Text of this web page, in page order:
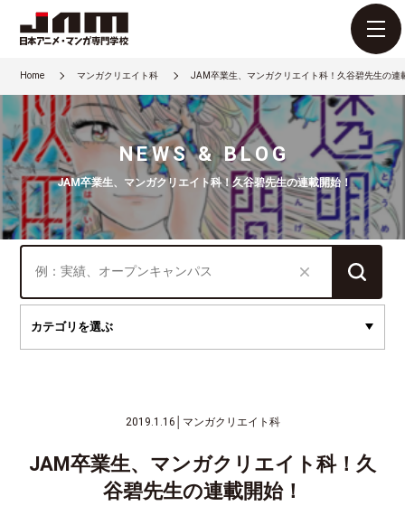
Home マンガクリエイト科 JAM卒業生、マンガクリエイト科！久谷碧先生の連
NEWS & BLOG
JAM卒業生、マンガクリエイト科！久谷碧先生の連載開始！
2019.1.16 マンガクリエイト科
JAM卒業生、マンガクリエイト科！久
谷碧先生の連載開始！